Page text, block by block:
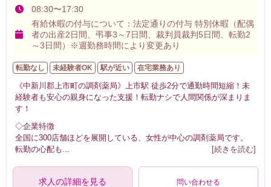
08:30〜17:30
有給休暇の付与について：法定通りの付与 特別休暇（配偶
者の出産2日間、弔事3～7日間、裁判員裁判5日間、転勤2
～3日間）※週勤務時間により変更あり
転勤なし 未経験者OK 駅が近い 在宅業務あり
《中新川郡上市町の調剤薬局》上市駅 徒歩2分で通勤時間短縮！未
経験者も安心の親身になった支援！転勤ナシで人間関係が深まりま
す！
◇企業特徴
全国に300店舗ほどを展開している、女性が中心の調剤薬局です。
転勤の心配も
[続きを読む]
求人の詳細を見る 問い合わせる